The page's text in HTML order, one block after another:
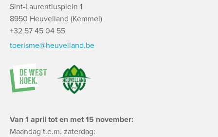
Sint-Laurentiusplein 1
8950 Heuvelland (Kemmel)
+32 57 45 04 55
toerisme@heuvelland.be
Van 1 april tot en met 15 november:
Maandag t.e.m. zaterdag: